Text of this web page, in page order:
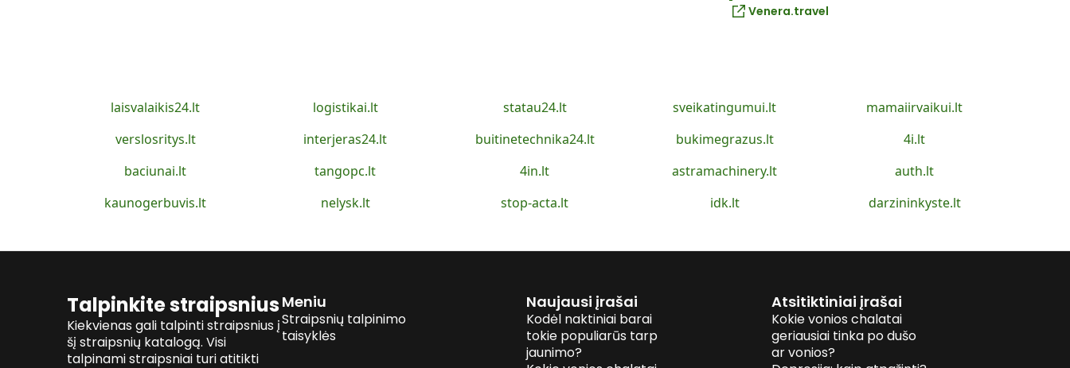
Venera.travel
laisvalaikis24.lt logistikai.lt statau24.lt sveikatingumui.lt
mamaiirvaikui.lt
verslosritys.lt
interjeras24.lt buitinetechnika24.lt bukimegrazus.lt
4i.lt
baciunai.lt
tangopc.lt 4in.lt astramachinery.lt
auth.lt
kaunogerbuvis.lt
nelysk.lt stop-acta.lt idk.lt darzininkyste.lt
Talpinkite straipsnius
Kiekvienas gali talpinti straipsnius į
šį straipsnių katalogą. Visi
talpinami straipsniai turi atitikti
Meniu
Straipsnių talpinimo
taisyklės
Naujausi įrašai
Kodėl naktiniai barai
tokie populiarūs tarp
jaunimo?
Atsitiktiniai įrašai
Kokie vonios chalatai
geriausiai tinka po dušo
ar vonios?